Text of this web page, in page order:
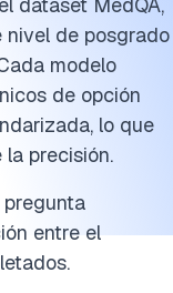
nivel de posgrado
modelo
de opción
lo que
precisión.
entre el
en atención